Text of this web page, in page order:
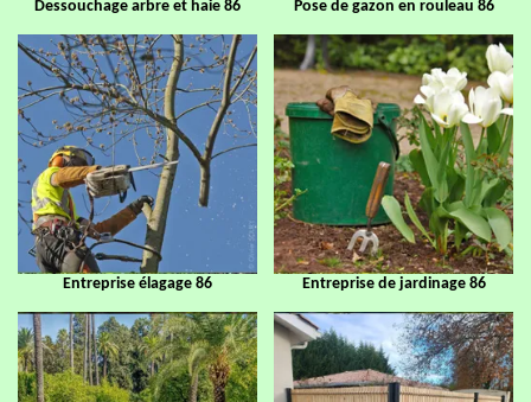
Dessouchage arbre et haie 86 Pose de gazon en rouleau 86
Entreprise élagage 86 Entreprise de jardinage 86